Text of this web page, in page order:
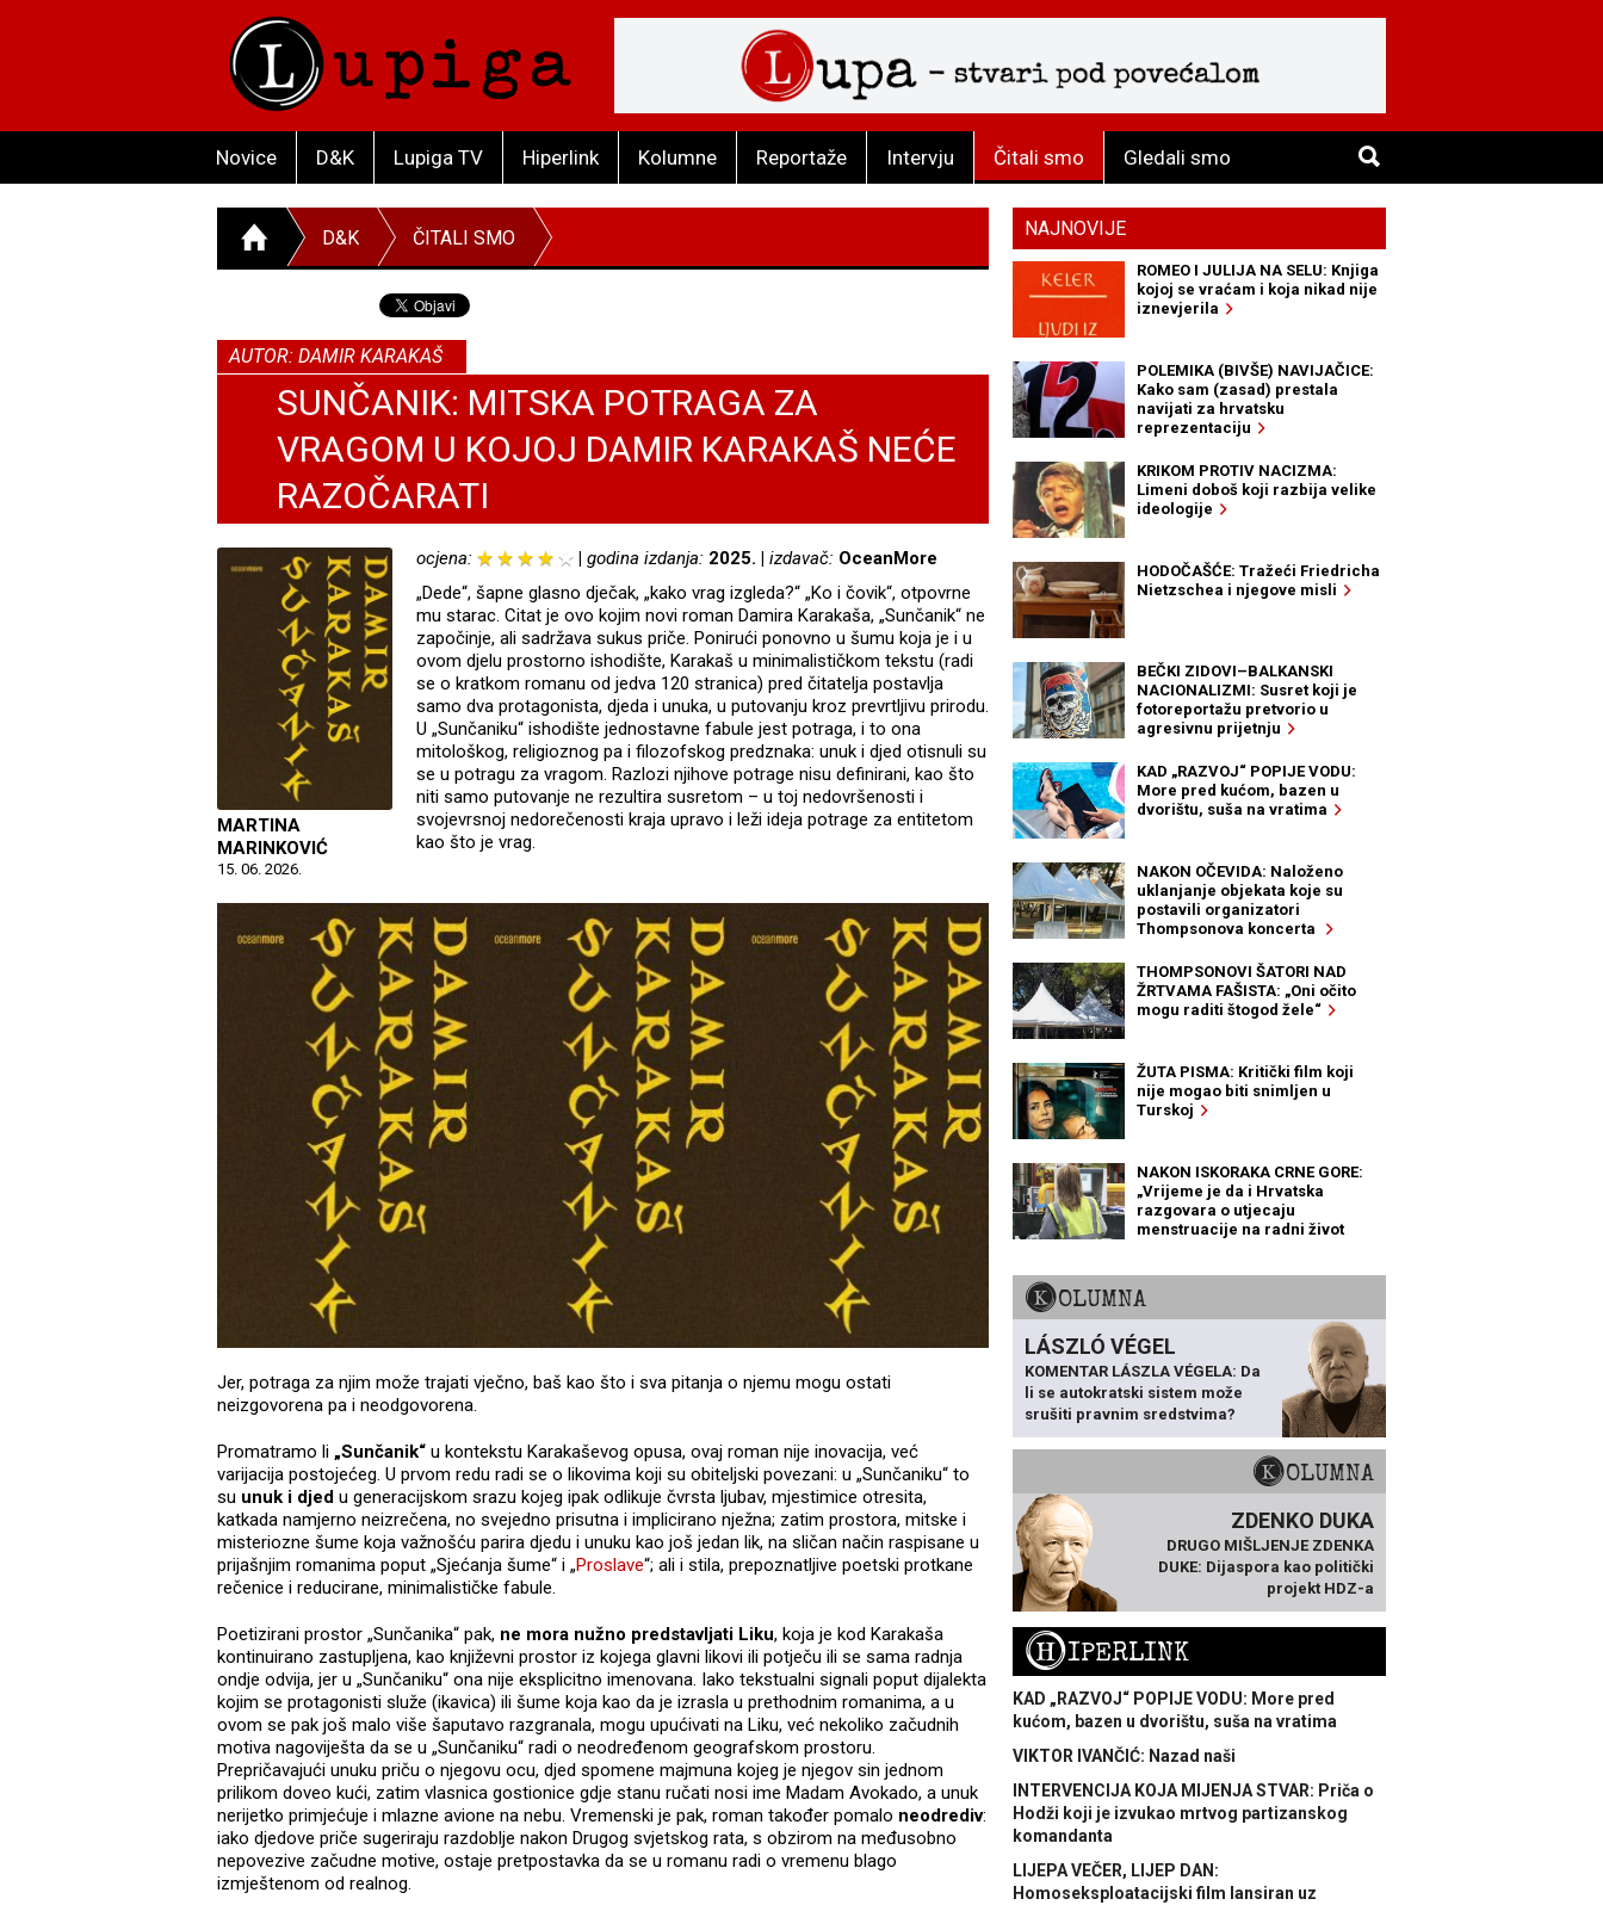
Novice D&K Lupiga TV Hiperlink Kolumne Reportaže Intervju Čitali smo Gledali smo
D&K ČITALI SMO
AUTOR: DAMIR KARAKAŠ
SUNČANIK: MITSKA POTRAGA ZA
VRAGOM U KOJOJ DAMIR KARAKAŠ NEĆE
RAZOČARATI
MARTINA
MARINKOVIĆ
15. 06. 2026.
ocjena: godina izdanja: 2025. izdavač: OceanMore
„Dede“, šapne glasno dječak, „kako vrag izgleda?“ „Ko i čovik“, otpovrne
mu starac. Citat je ovo kojim novi roman Damira Karakaša, „Sunčanik“ ne
započinje, ali sadržava sukus priče. Ponirući ponovno u šumu koja je i u
ovom djelu prostorno ishodište, Karakaš u minimalističkom tekstu (radi
se o kratkom romanu od jedva 120 stranica) pred čitatelja postavlja
samo dva protagonista, djeda i unuka, u putovanju kroz prevrtljivu prirodu.
U „Sunčaniku“ ishodište jednostavne fabule jest potraga, i to ona
mitološkog, religioznog pa i filozofskog predznaka: unuk i djed otisnuli su
se u potragu za vragom. Razlozi njihove potrage nisu definirani, kao što
niti samo putovanje ne rezultira susretom – u toj nedovršenosti i
svojevrsnoj nedorečenosti kraja upravo i leži ideja potrage za entitetom
kao što je vrag.
Jer, potraga za njim može trajati vječno, baš kao što i sva pitanja o njemu mogu ostati
neizgovorena pa i neodgovorena.
Promatramo li „Sunčanik“ u kontekstu Karakaševog opusa, ovaj roman nije inovacija, već
varijacija postojećeg. U prvom redu radi se o likovima koji su obiteljski povezani: u „Sunčaniku“ to
su unuk i djed u generacijskom srazu kojeg ipak odlikuje čvrsta ljubav, mjestimice otresita,
katkada namjerno neizrečena, no svejedno prisutna i implicirano nježna; zatim prostora, mitske i
misteriozne šume koja važnošću parira djedu i unuku kao još jedan lik, na sličan način raspisane u
prijašnjim romanima poput „Sjećanja šume“ i „Proslave“; ali i stila, prepoznatljive poetski protkane
rečenice i reducirane, minimalističke fabule.
Poetizirani prostor „Sunčanika“ pak, ne mora nužno predstavljati Liku, koja je kod Karakaša
kontinuirano zastupljena, kao književni prostor iz kojega glavni likovi ili potječu ili se sama radnja
ondje odvija, jer u „Sunčaniku“ ona nije eksplicitno imenovana. Iako tekstualni signali poput dijalekta
kojim se protagonisti služe (ikavica) ili šume koja kao da je izrasla u prethodnim romanima, a u
ovom se pak još malo više šaputavo razgranala, mogu upućivati na Liku, već nekoliko začudnih
motiva nagoviješta da se u „Sunčaniku“ radi o neodređenom geografskom prostoru.
Prepričavajući unuku priču o njegovu ocu, djed spomene majmuna kojeg je njegov sin jednom
prilikom doveo kući, zatim vlasnica gostionice gdje stanu ručati nosi ime Madam Avokado, a unuk
nerijetko primjećuje i mlazne avione na nebu. Vremenski je pak, roman također pomalo neodrediv:
iako djedove priče sugeriraju razdoblje nakon Drugog svjetskog rata, s obzirom na međusobno
nepovezive začudne motive, ostaje pretpostavka da se u romanu radi o vremenu blago
izmještenom od realnog.
NAJNOVIJE
ROMEO I JULIJA NA SELU: Knjiga
kojoj se vraćam i koja nikad nije
iznevjerila
POLEMIKA (BIVŠE) NAVIJAČICE:
Kako sam (zasad) prestala
navijati za hrvatsku
reprezentaciju
KRIKOM PROTIV NACIZMA:
Limeni doboš koji razbija velike
ideologije
HODOČAŠĆE: Tražeći Friedricha
Nietzschea i njegove misli
BEČKI ZIDOVI–BALKANSKI
NACIONALIZMI: Susret koji je
fotoreportažu pretvorio u
agresivnu prijetnju
KAD „RAZVOJ“ POPIJE VODU:
More pred kućom, bazen u
dvorištu, suša na vratima
NAKON OČEVIDA: Naloženo
uklanjanje objekata koje su
postavili organizatori
Thompsonova koncerta
THOMPSONOVI ŠATORI NAD
ŽRTVAMA FAŠISTA: „Oni očito
mogu raditi štogod žele“
ŽUTA PISMA: Kritički film koji
nije mogao biti snimljen u
Turskoj
NAKON ISKORAKA CRNE GORE:
„Vrijeme je da i Hrvatska
razgovara o utjecaju
menstruacije na radni život
KOLUMNA
LÁSZLÓ VÉGEL
KOMENTAR LÁSZLA VÉGELA: Da
li se autokratski sistem može
srušiti pravnim sredstvima?
KOLUMNA
ZDENKO DUKA
DRUGO MIŠLJENJE ZDENKA
DUKE: Dijaspora kao politički
projekt HDZ-a
HIPERLINK
KAD „RAZVOJ“ POPIJE VODU: More pred
kućom, bazen u dvorištu, suša na vratima
VIKTOR IVANČIĆ: Nazad naši
INTERVENCIJA KOJA MIJENJA STVAR: Priča o
Hodži koji je izvukao mrtvog partizanskog
komandanta
LIJEPA VEČER, LIJEP DAN:
Homoseksploatacijski film lansiran uz